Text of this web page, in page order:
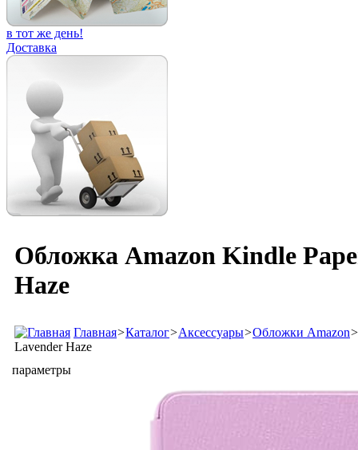
в тот же день!
Доставка
Обложка Amazon Kindle
Haze
Главная>Каталог>Аксессуары>Обложки Amazon>
Lavender Haze
параметры